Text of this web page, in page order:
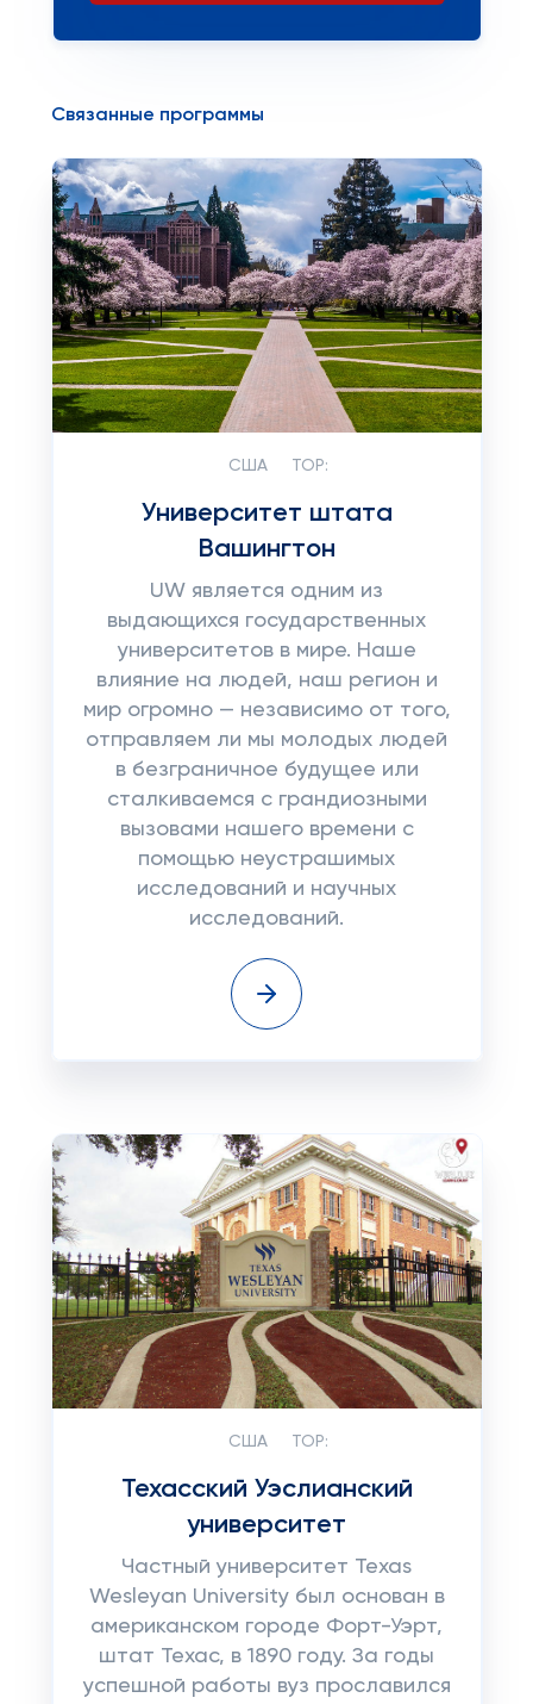
Связанные программы
США TOP:
Университет штата
Вашингтон
UW является одним из
выдающихся государственных
университетов в мире. Наше
влияние на людей, наш регион и
мир огромно — независимо от того,
отправляем ли мы молодых людей
в безграничное будущее или
сталкиваемся с грандиозными
вызовами нашего времени с
помощью неустрашимых
исследований и научных
исследований.
США TOP:
Техасский Уэслианский
университет
Частный университет Texas
Wesleyan University был основан в
американском городе Форт-Уэрт,
штат Техас, в 1890 году. За годы
успешной работы вуз прославился